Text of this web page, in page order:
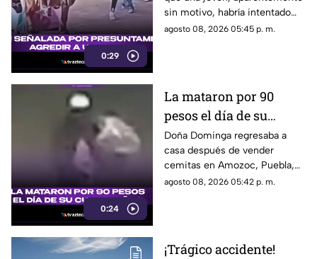
0:29
sin motivo, habría intentado
agredir a un pequeño pony.
agosto 08, 2026 05:45 p. m.
0:24
La mataron por 90
pesos el día de su
cumpleaños; Este es el
caso de Doña Dominga
Doña Dominga regresaba a
casa después de vender
cemitas en Amozoc, Puebla,
cuando presuntamente un
agosto 08, 2026 05:42 p. m.
¡Trágico accidente!